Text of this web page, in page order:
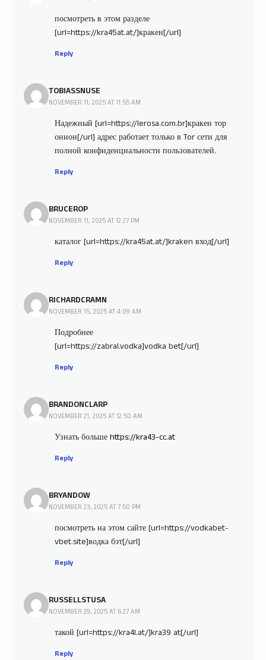
посмотреть в этом разделе
[url=https://kra45at.at/]кракен[/url]
Reply
TOBIASSNUSE
NOVEMBER 11, 2025 AT 11:55 AM
Надежный [url=https://lerosa.com.br]кракен тор
онион[/url] адрес работает только в Tor сети для
полной конфиденциальности пользователей.
Reply
BRUCEROP
NOVEMBER 11, 2025 AT 12:27 PM
каталог [url=https://kra45at.at/]kraken вход[/url]
Reply
RICHARDCRAMN
NOVEMBER 15, 2025 AT 4:09 AM
Подробнее
[url=https://zabral.vodka]vodka bet[/url]
Reply
BRANDONCLARP
NOVEMBER 21, 2025 AT 12:50 AM
Узнать больше https://kra43-cc.at
Reply
BRYANDOW
NOVEMBER 23, 2025 AT 7:50 PM
посмотреть на этом сайте [url=https://vodkabet-
vbet.site]водка бэт[/url]
Reply
RUSSELLSTUSA
NOVEMBER 29, 2025 AT 6:27 AM
такой [url=https://kra4l.at/]kra39 at[/url]
Reply